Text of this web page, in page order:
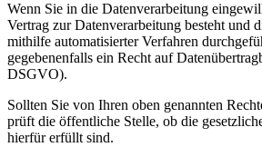
Wenn Sie in die Datenverarbeitung
Vertrag zur Datenverarbeitung besteht und
mithilfe automatisierter Verfahren
gegebenenfalls ein Recht auf
DSGVO).
Sollten Sie von Ihren oben genannten
prüft die öffentliche Stelle, ob die
hierfür erfüllt sind.